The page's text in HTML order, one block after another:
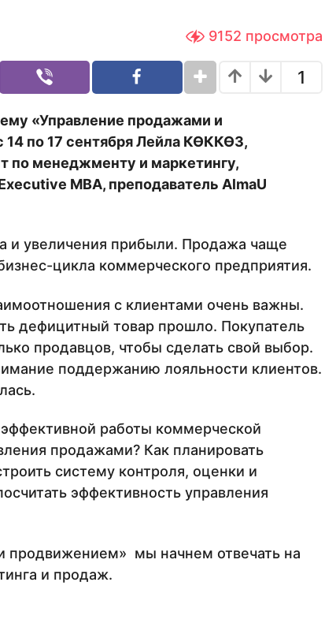
9152 просмотра
1
«Управление продажами и
по 17 сентября Лейла КӨККӨЗ,
по менеджменту и маркетингу,
MBA, преподаватель AlmaU
и увеличения прибыли. Продажа чаще
цикла коммерческого предприятия.
с клиентами очень важны.
дефицитный товар прошло. Покупатель
продавцов, чтобы сделать свой выбор.
поддержанию лояльности клиентов.
работы коммерческой
продажами? Как планировать
систему контроля, оценки и
эффективность управления
продвижением» мы начнем отвечать на
и продаж.